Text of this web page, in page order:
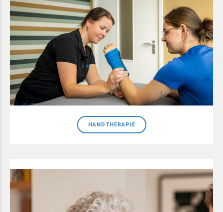
HANDTHERAPIE